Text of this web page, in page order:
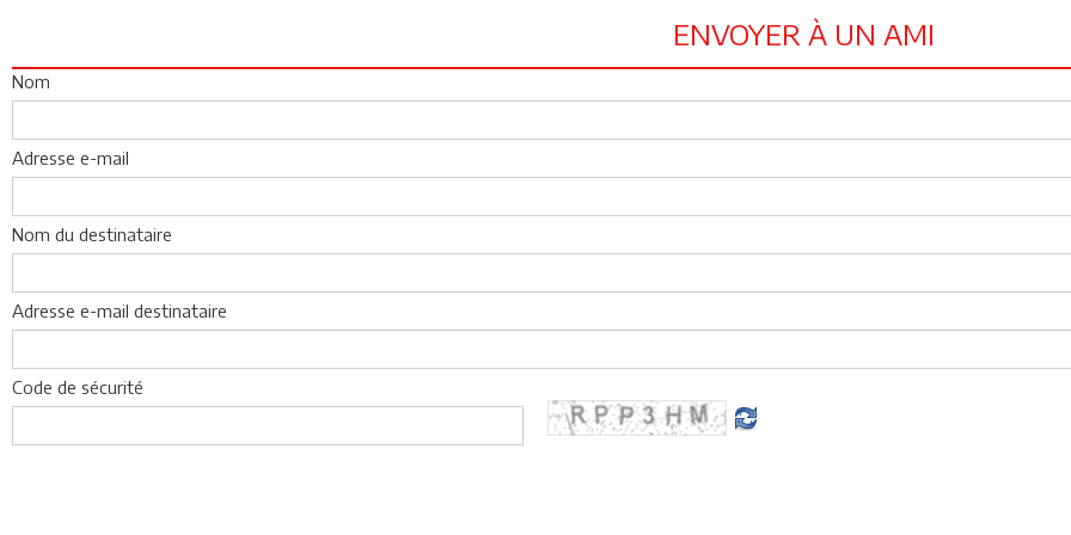
ENVOYER À UN AMI
Nom
Adresse e-mail
Nom du destinataire
Adresse e-mail destinataire
Code de sécurité